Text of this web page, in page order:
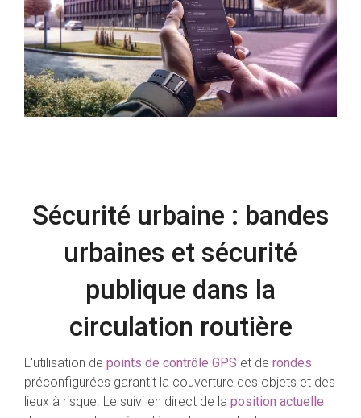
Sécurité urbaine : bandes
urbaines et sécurité
publique dans la
circulation routière
L'utilisation de points de contrôle GPS et de rondes
préconfigurées garantit la couverture des objets et des
lieux à risque. Le suivi en direct de la position actuelle